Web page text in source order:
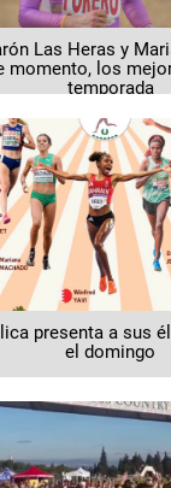
Las Heras y
momento, los
temporada
presenta a sus
el domingo